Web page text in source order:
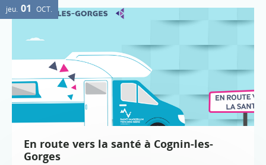
jeu. 01 OCT.
En route vers la santé à Cognin-les-
Gorges